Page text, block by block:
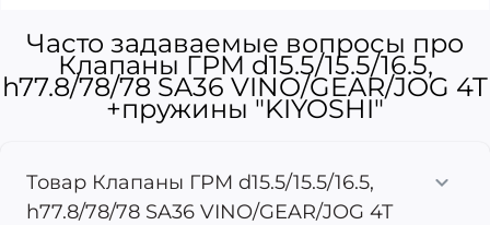
Часто задаваемые вопросы про
Клапаны ГРМ d15.5/15.5/16.5,
h77.8/78/78 SA36 VINO/GEAR/JOG 4T
+пружины "KIYOSHI"
Товар Клапаны ГРМ d15.5/15.5/16.5,
h77.8/78/78 SA36 VINO/GEAR/JOG 4T